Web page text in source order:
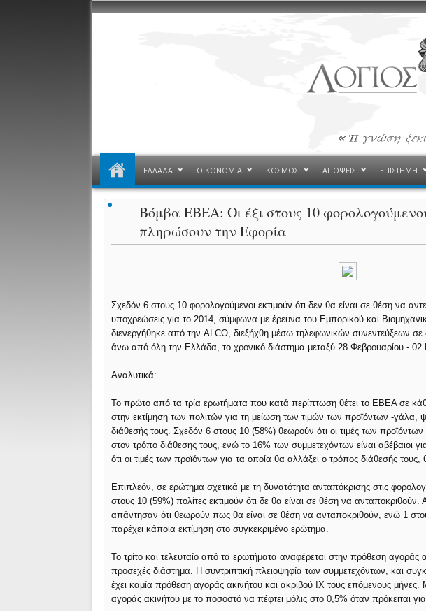
ΕΛΛΑΔΑ ΟΙΚΟΝΟΜΙΑ ΚΟΣΜΟΣ ΑΠΟΨΕΙΣ ΕΠΙΣΤΗΜΗ
Βόμβα EBEA: Οι έξι στους 10
πληρώσουν την Εφορία
Σχεδόν 6 στους 10 φορολογούμενοι εκτιμούν ότι δεν θα είναι σε θέση να
υποχρεώσεις για το 2014, σύμφωνα με έρευνα του Εμπορικού και
διενεργήθηκε από την ALCO, διεξήχθη μέσω τηλεφωνικών συνεντεύξεων σε
άνω από όλη την Ελλάδα, το χρονικό διάστημα μεταξύ 28 Φεβρουαρίου - 02
Αναλυτικά:
Το πρώτο από τα τρία ερωτήματα που κατά περίπτωση θέτει το ΕΒΕΑ σε
στην εκτίμηση των πολιτών για τη μείωση των τιμών των προϊόντων -
διάθεσής τους. Σχεδόν 6 στους 10 (58%) θεωρούν ότι οι τιμές των
στον τρόπο διάθεσης τους, ενώ το 16% των συμμετεχόντων είναι αβέβαιοι
ότι οι τιμές των προϊόντων για τα οποία θα αλλάξει ο τρόπος διάθεσής τους,
Επιπλεόν, σε ερώτημα σχετικά με τη δυνατότητα ανταπόκρισης στις
στους 10 (59%) πολίτες εκτιμούν ότι δε θα είναι σε θέση να
απάντησαν ότι θεωρούν πως θα είναι σε θέση να ανταποκριθούν, ενώ 1
παρέχει κάποια εκτίμηση στο συγκεκριμένο ερώτημα.
Το τρίτο και τελευταίο από τα ερωτήματα αναφέρεται στην πρόθεση αγοράς
προσεχές διάστημα. Η συντριπτική πλειοψηφία των συμμετεχόντων, και
έχει καμία πρόθεση αγοράς ακινήτου και ακριβού ΙΧ τους επόμενους
αγοράς ακινήτου με το ποσοστό να πέφτει μόλις στο 0,5% όταν πρόκειται